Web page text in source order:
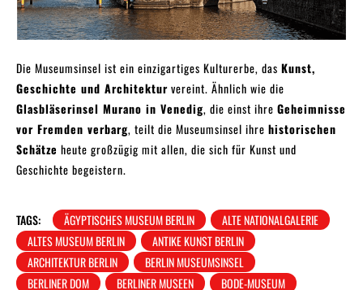
Die Museumsinsel ist ein einzigartiges Kulturerbe, das Kunst,
Geschichte und Architekturvereint. Ähnlich wie die
Glasbläserinsel Murano in Venedig, die einst ihre Geheimnisse
vor Fremden verbarg, teilt die Museumsinsel ihre historischen
Schätze heute großzügig mit allen, die sich für Kunst und
Geschichte begeistern.
TAGS: ÄGYPTISCHES MUSEUM BERLIN
ALTE NATIONALGALERIE
ALTES MUSEUM BERLIN
ANTIKE KUNST BERLIN
ARCHITEKTUR BERLIN
BERLIN MUSEUMSINSEL
BERLINER DOM
BERLINER MUSEEN
BODE-MUSEUM